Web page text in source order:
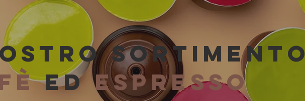
SORTIMENTO
EDESPRESSO